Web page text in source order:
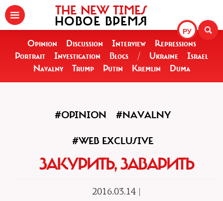
РУ
THE NEW TIMES
НОВОЕ ВРЕМЯ
Opinion Discussion Interview
Repressions
Portrait
Investigation Blogs / Ukraine
Israel
Navalny
Trump Putin Kremlin Duma
#OPINION #NAVALNY
#WEB EXCLUSIVE
ЗАКУРИТЬ, ЗАВАРИТЬ
2016.03.14 |